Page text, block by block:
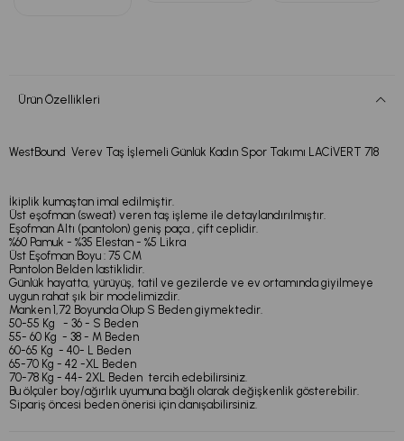
Ürün Özellikleri
WestBound Verev Taş İşlemeli Günlük Kadın Spor Takımı LACİVERT 718
İkiplik kumaştan imal edilmiştir.
Üst eşofman (sweat) veren taş işleme ile detaylandırılmıştır.
Eşofman Altı (pantolon) geniş paça , çift ceplidir.
%60 Pamuk - %35 Elestan - %5 Likra
Üst Eşofman Boyu : 75 CM
Pantolon Belden lastiklidir.
Günlük hayatta, yürüyüş, tatil ve gezilerde ve ev ortamında giyilmeye
uygun rahat şık bir modelimizdir.
Manken 1,72 Boyunda Olup S Beden giymektedir.
50-55 Kg - 36 - S Beden
55- 60 Kg - 38 - M Beden
60-65 Kg - 40- L Beden
65-70 Kg - 42 -XL Beden
70-78 Kg - 44- 2XL Beden tercih edebilirsiniz.
Bu ölçüler boy/ağırlık uyumuna bağlı olarak değişkenlik gösterebilir.
Sipariş öncesi beden önerisi için danışabilirsiniz.